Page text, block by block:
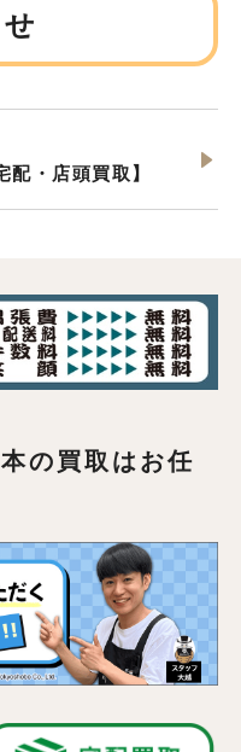
・店頭買取】
の買取はお任